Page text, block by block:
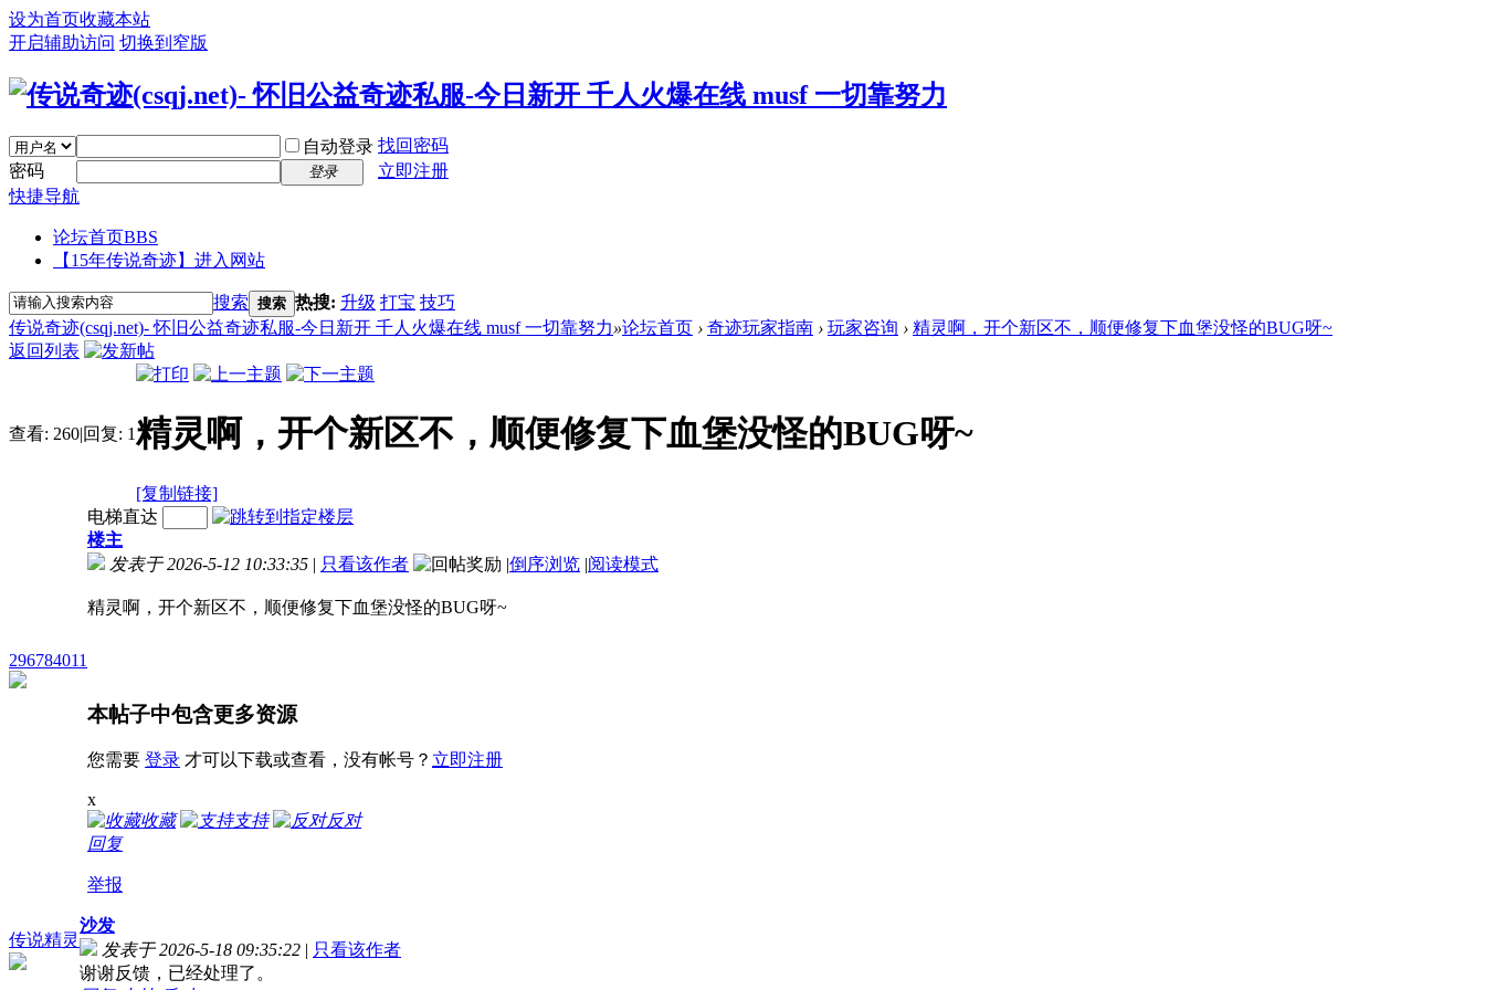
设为首页收藏本站
开启辅助访问 切换到窄版
自动登录 找回密码
密码
登录
立即注册
快捷导航
论坛首页BBS
【15年传说奇迹】进入网站
搜索 搜索 热搜: 升级 打宝 技巧
传说奇迹(csqj.net)- 怀旧公益奇迹私服-今日新开 千人火爆在线 musf 一切靠努力»论坛首页 › 奇迹玩家指南 › 玩家咨询 › 精灵啊，开个新区不，顺便修复下血堡没怪的BUG呀~
返回列表
查看: 260|回复: 1精灵啊，开个新区不，顺便修复下血堡没怪的BUG呀~
[复制链接]
296784011
电梯直达
楼主
发表于 2026-5-12 10:33:35 | 只看该作者 |倒序浏览 |阅读模式
精灵啊，开个新区不，顺便修复下血堡没怪的BUG呀~
本帖子中包含更多资源
您需要 登录 才可以下载或查看，没有帐号？ 立即注册
x
收藏
支持
反对
回复
举报
传说精灵
沙发
发表于 2026-5-18 09:35:22 | 只看该作者
谢谢反馈，已经处理了。